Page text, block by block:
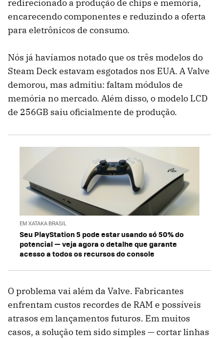
redirecionado a produção de chips e memória,
encarecendo componentes e reduzindo a oferta
para eletrônicos de consumo.
Nós já havíamos notado que os três modelos do
Steam Deck estavam esgotados nos EUA. A Valve
demorou, mas admitiu: faltam módulos de
memória no mercado. Além disso, o modelo LCD
de 256GB saiu oficialmente de produção.
EM XATAKA BRASIL
Seu PlayStation 5 pode estar usando só 50% do
potencial — veja agora o detalhe que garante
acesso a todos os recursos do console
O problema vai além da Valve. Fabricantes
enfrentam custos recordes de RAM e possíveis
atrasos em lançamentos futuros. Em muitos
casos, a solução tem sido simples — cortar linhas